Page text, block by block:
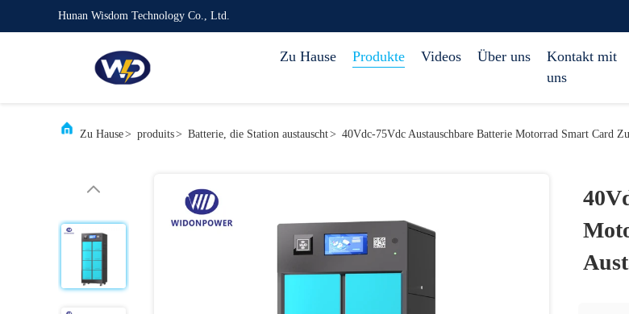
Hunan Wisdom Technology Co., Ltd.
Zu Hause Produkte Videos Über uns
Kontakt mit
uns
Zu Hause> produits> Batterie, die Station austauscht> 40Vdc-75Vdc Austauschbare Batterie Motorrad Smart Card